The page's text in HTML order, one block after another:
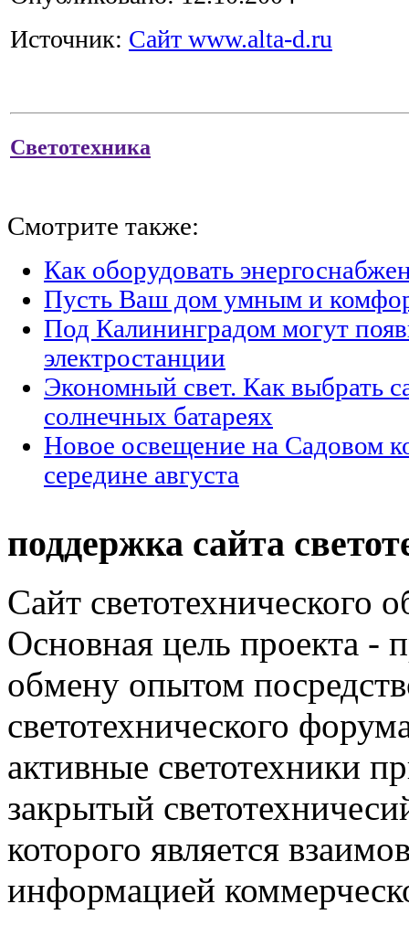
Источник: Сайт www.alta-d.ru
Светотехника
Смотрите также:
Как оборудовать
Пусть Ваш дом умным и
Под Калининградом могут
электростанции
Экономный свет. Как выбрать
солнечных батареях
Новое освещение на Садовом
середине августа
поддержка сайта
Сайт светотехнического
Основная цель проекта -
обмену опытом
светотехнического
активные светотехники
закрытый
которого является
информацией